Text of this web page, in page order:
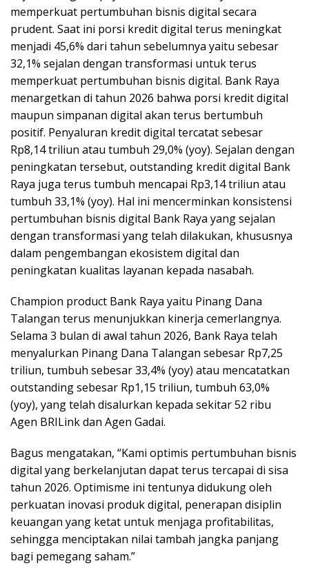
memperkuat pertumbuhan bisnis digital secara
prudent. Saat ini porsi kredit digital terus meningkat
menjadi 45,6% dari tahun sebelumnya yaitu sebesar
32,1% sejalan dengan transformasi untuk terus
memperkuat pertumbuhan bisnis digital. Bank Raya
menargetkan di tahun 2026 bahwa porsi kredit digital
maupun simpanan digital akan terus bertumbuh
positif. Penyaluran kredit digital tercatat sebesar
Rp8,14 triliun atau tumbuh 29,0% (yoy). Sejalan dengan
peningkatan tersebut, outstanding kredit digital Bank
Raya juga terus tumbuh mencapai Rp3,14 triliun atau
tumbuh 33,1% (yoy). Hal ini mencerminkan konsistensi
pertumbuhan bisnis digital Bank Raya yang sejalan
dengan transformasi yang telah dilakukan, khususnya
dalam pengembangan ekosistem digital dan
peningkatan kualitas layanan kepada nasabah.
Champion product Bank Raya yaitu Pinang Dana
Talangan terus menunjukkan kinerja cemerlangnya.
Selama 3 bulan di awal tahun 2026, Bank Raya telah
menyalurkan Pinang Dana Talangan sebesar Rp7,25
triliun, tumbuh sebesar 33,4% (yoy) atau mencatatkan
outstanding sebesar Rp1,15 triliun, tumbuh 63,0%
(yoy), yang telah disalurkan kepada sekitar 52 ribu
Agen BRILink dan Agen Gadai.
Bagus mengatakan, “Kami optimis pertumbuhan bisnis
digital yang berkelanjutan dapat terus tercapai di sisa
tahun 2026. Optimisme ini tentunya didukung oleh
perkuatan inovasi produk digital, penerapan disiplin
keuangan yang ketat untuk menjaga profitabilitas,
sehingga menciptakan nilai tambah jangka panjang
bagi pemegang saham.”